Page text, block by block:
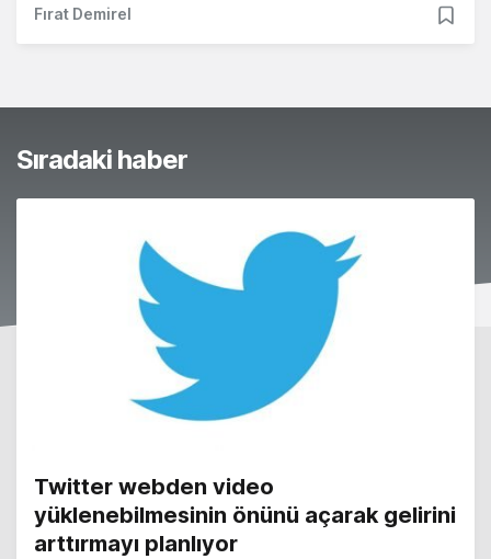
Fırat Demirel
Sıradaki haber
Twitter webden video
yüklenebilmesinin önünü açarak gelirini
arttırmayı planlıyor